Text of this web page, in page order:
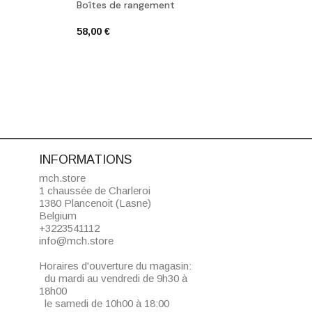
Boîtes de rangement
58,00 €
INFORMATIONS
mch.store
1 chaussée de Charleroi
1380 Plancenoit (Lasne)
Belgium
+3223541112
info@mch.store
Horaires d'ouverture du magasin:
du mardi au vendredi de 9h30 à
18h00
le samedi de 10h00 à 18:00